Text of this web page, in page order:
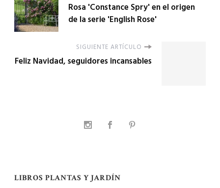
Rosa 'Constance Spry' en el origen
de la serie 'English Rose'
SIGUIENTE ARTÍCULO
Feliz Navidad, seguidores incansables
LIBROS PLANTAS Y JARDÍN